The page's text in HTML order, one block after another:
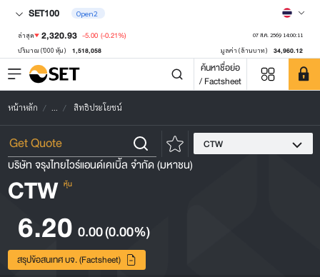
SET100 Open2
ล่าสุด 2,320.93 -5.00 (-0.21%) 07 ส.ค. 2569 14:00:11
ปริมาณ ('000 หุ้น) 1,518,058 มูลค่า (ล้านบาท) 34,960.12
ค้นหาชื่อย่อ
/ Factsheet
หน้าหลัก ... สิทธิประโยชน์
CTW
บริษัท จรุงไทยไวร์แอนด์เคเบิ้ล จำกัด (มหาชน)
CTW หุ้น
6.20 0.00(0.00%)
สรุปข้อสนเทศ บจ. (Factsheet)